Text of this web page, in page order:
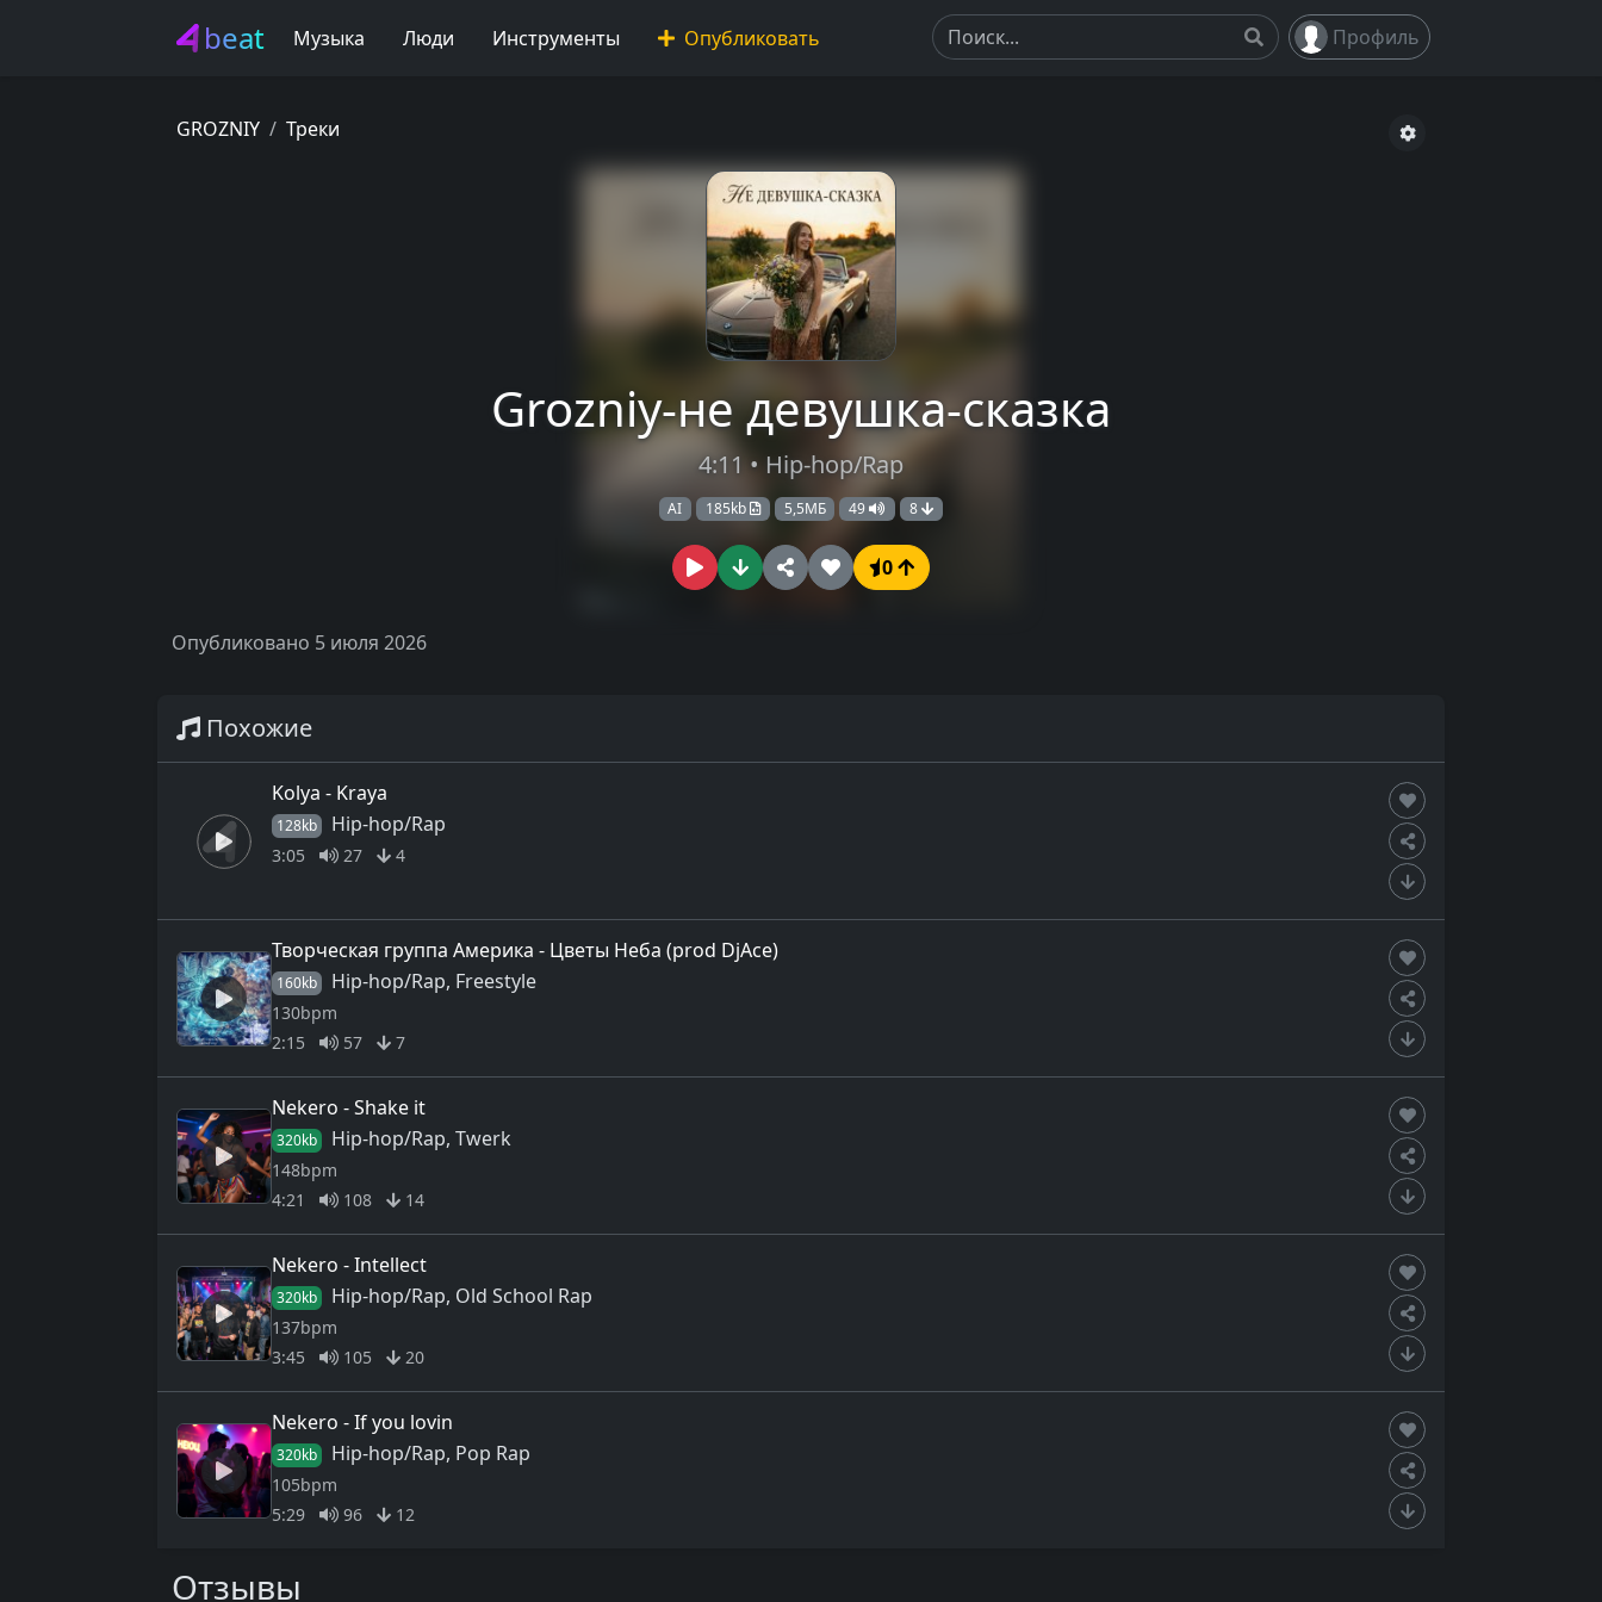
beat Музыка Люди Инструменты Опубликовать Профиль
GROZNIY Треки
Grozniy-не девушка-сказка
4:11 • Hip-hop/Rap
AI 185kb 5,5МБ 49 8
0
Опубликовано 5 июля 2026
Похожие
Kolya - Kraya
128kb Hip-hop/Rap
3:05 27 4
Творческая группа Америка - Цветы Неба (prod DjAce)
160kb Hip-hop/Rap, Freestyle
130bpm
2:15
57 7
Nekero - Shake it
320kb Hip-hop/Rap, Twerk
148bpm
4:21
108 14
Nekero - Intellect
320kb Hip-hop/Rap, Old School Rap
137bpm
3:45
105 20
Nekero - If you lovin
320kb Hip-hop/Rap, Pop Rap
105bpm
5:29
96 12
Отзывы